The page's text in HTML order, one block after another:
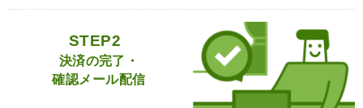
STEP2
決済の完了・
確認メール配信